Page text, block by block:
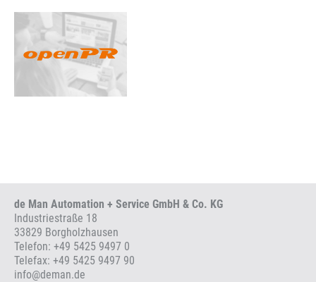
de Man Automation + Service GmbH & Co. KG
Industriestraße 18
33829 Borgholzhausen
Telefon: +49 5425 9497 0
Telefax: +49 5425 9497 90
info@deman.de